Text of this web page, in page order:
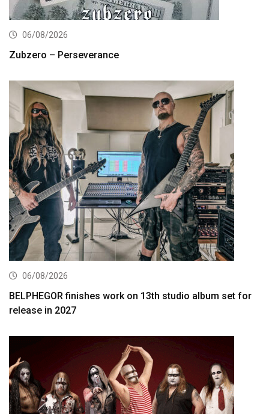
06/08/2026
Zubzero – Perseverance
06/08/2026
BELPHEGOR finishes work on 13th studio album set for
release in 2027